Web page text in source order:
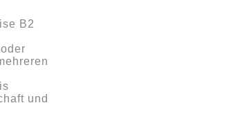
B2
und